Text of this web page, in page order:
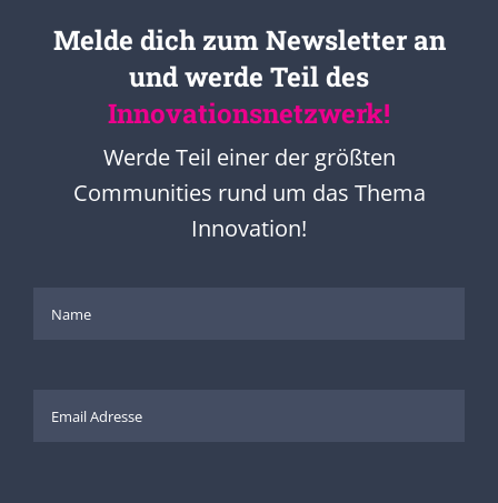
Melde dich zum Newsletter an
und werde Teil des
Innovationsnetzwerk!
Werde Teil einer der größten
Communities rund um das Thema
Innovation!